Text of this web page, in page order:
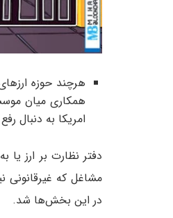
هرچند حوزه
همکاری میان
امریکا به دنبال
در این بخش‌ها شد.